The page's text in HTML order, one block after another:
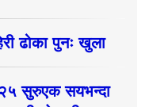
ढोका पुनः खुला
सुरुएक सयभन्दा